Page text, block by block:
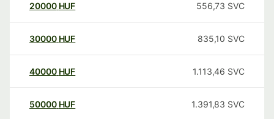
20000 HUF 556,73 SVC
30000 HUF 835,10 SVC
40000 HUF 1.113,46 SVC
50000 HUF 1.391,83 SVC